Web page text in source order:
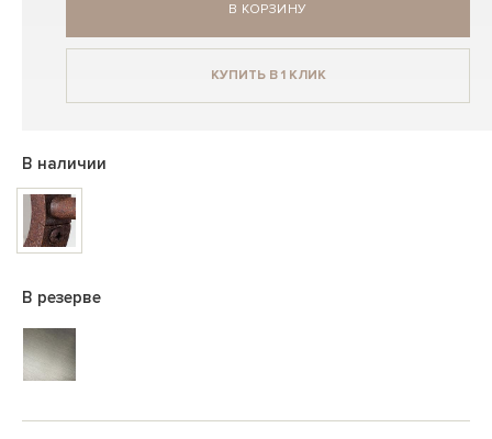
В КОРЗИНУ
КУПИТЬ В 1 КЛИК
В наличии
В резерве